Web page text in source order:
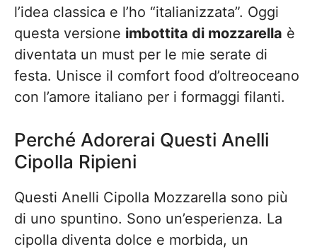
l’idea classica e l’ho “italianizzata”. Oggi
questa versione imbottita di mozzarella è
diventata un must per le mie serate di
festa. Unisce il comfort food d’oltreoceano
con l’amore italiano per i formaggi filanti.
Perché Adorerai Questi Anelli
Cipolla Ripieni
Questi Anelli Cipolla Mozzarella sono più
di uno spuntino. Sono un’esperienza. La
cipolla diventa dolce e morbida, un